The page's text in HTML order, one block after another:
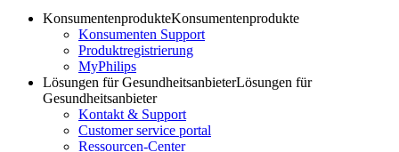
KonsumentenprodukteKonsumentenprodukte
Konsumenten Support
Produktregistrierung
MyPhilips
Lösungen für GesundheitsanbieterLösungen für
Gesundheitsanbieter
Kontakt & Support
Customer service portal
Ressourcen-Center